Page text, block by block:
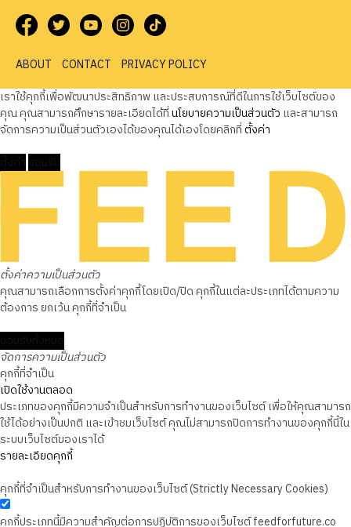
ABOUT CONTACT
PRIVACY POLICY
เราใช้คุกกี้เพื่อพัฒนาประสิทธิภาพ และประสบการณ์ที่ดีในการใช้เว็บไซต์ของ
คุณ คุณสามารถศึกษารายละเอียดได้ที่นโยบายความเป็นส่วนตัว และสามารถ
จัดการความเป็นส่วนตัวเองได้ของคุณได้เองโดยคลิกที่ตั้งค่า
ตั้งค่าความเป็นส่วนตัว
คุณสามารถเลือกการตั้งค่าคุกกี้โดยเปิด/ปิด คุกกี้ในแต่ละประเภทได้ตามความ
ต้องการ ยกเว้น คุกกี้ที่จำเป็น
จัดการความเป็นส่วนตัว
คุกกี้ที่จำเป็น
เปิดใช้งานตลอด
ประเภทของคุกกี้มีความจำเป็นสำหรับการทำงานของเว็บไซต์ เพื่อให้คุณสามารถ
ใช้ได้อย่างเป็นปกติ และเข้าชมเว็บไซต์ คุณไม่สามารถปิดการทำงานของคุกกี้นี้ใน
ระบบเว็บไซต์ของเราได้
รายละเอียดคุกกี้
คุกกี้ที่จำเป็นสำหรับการทำงานของเว็บไซต์ (Strictly Necessary Cookies)
คุกกี้ประเภทนี้มีความสำคัญต่อการปฏิบัติการของเว็บไซต์ feedforfuture.co